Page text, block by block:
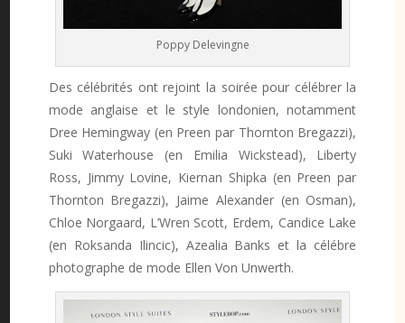
Poppy Delevingne
Des célébrités ont rejoint la soirée pour célébrer la
mode anglaise et le style londonien, notamment
Dree Hemingway (en Preen par Thornton Bregazzi),
Suki Waterhouse (en Emilia Wickstead), Liberty
Ross, Jimmy Lovine, Kiernan Shipka (en Preen par
Thornton Bregazzi), Jaime Alexander (en Osman),
Chloe Norgaard, L’Wren Scott, Erdem, Candice Lake
(en Roksanda Ilincic), Azealia Banks et la célébre
photographe de mode Ellen Von Unwerth.